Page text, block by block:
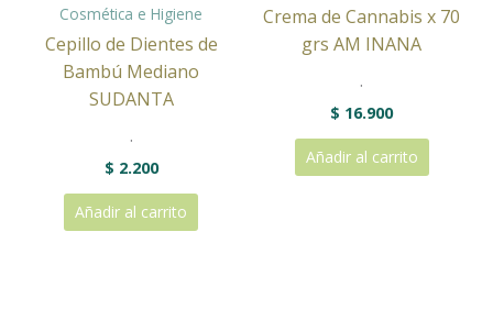
Cosmética e Higiene
Cepillo de Dientes de
Bambú Mediano
SUDANTA
.
$ 2.200
Añadir al carrito
Crema de Cannabis x 70
grs AM INANA
.
$ 16.900
Añadir al carrito